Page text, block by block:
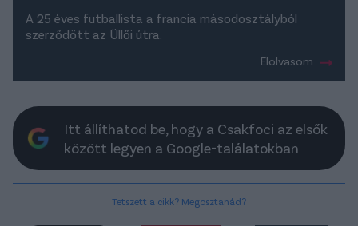
A 25 éves futballista a francia másodosztályból
szerződött az Üllői útra.
Elolvasom
Itt állíthatod be, hogy a Csakfoci az elsők
között legyen a Google-találatokban
Tetszett a cikk? Megosztanád?